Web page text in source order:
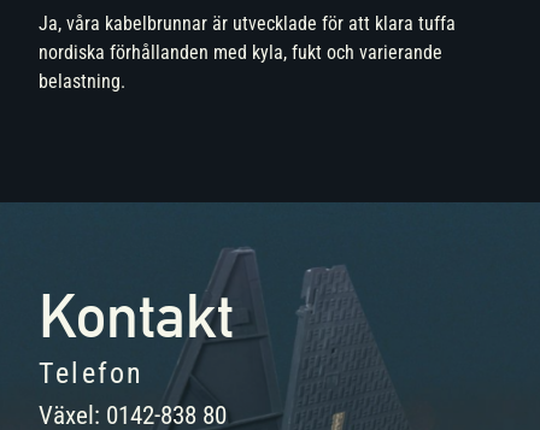
Ja, våra kabelbrunnar är utvecklade för att klara tuffa
nordiska förhållanden med kyla, fukt och varierande
belastning.
Kontakt
Telefon
Växel: 0142-838 80